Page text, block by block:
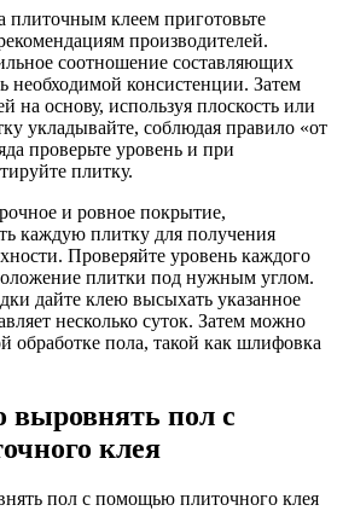
плиточным клеем приготовьте
производителей.
соотношение составляющих
необходимой консистенции. Затем
на основу, используя плоскость или
укладывайте, соблюдая правило «от
проверьте уровень и при
плитку.
и ровное покрытие,
каждую плитку для получения
Проверяйте уровень каждого
плитки под нужным углом.
дайте клею высыхать указанное
несколько суток. Затем можно
обработке пола, такой как шлифовка
выровнять пол с
клея